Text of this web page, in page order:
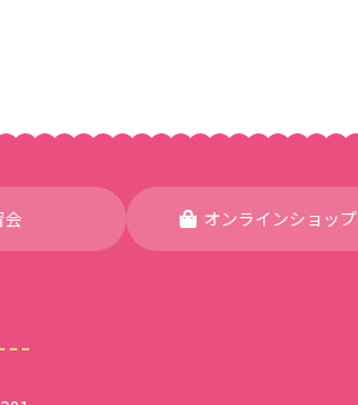
会 オンラインショップ